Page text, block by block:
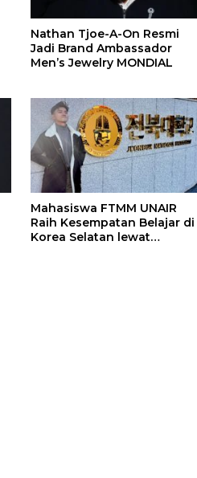
Nathan Tjoe-A-On Resmi
Jadi Brand Ambassador
Men’s Jewelry MONDIAL
Mahasiswa FTMM UNAIR
Raih Kesempatan Belajar di
Korea Selatan lewat